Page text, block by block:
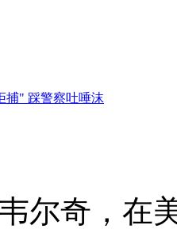
捕" 踩警察吐唾沫
奇，在美